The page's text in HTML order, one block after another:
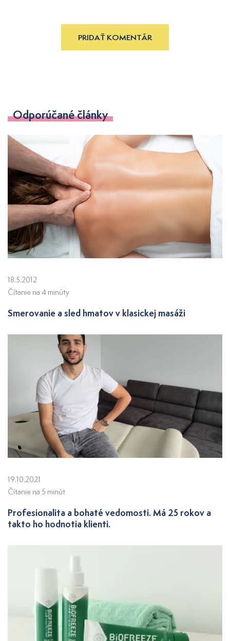
PRIDAŤ KOMENTÁR
Odporúčané články
18.5.2012
Čítanie na 4 minúty
Smerovanie a sled hmatov v klasickej masáži
19.10.2021
Čítanie na 5 minút
Profesionalita a bohaté vedomosti. Má 25 rokov a
takto ho hodnotia klienti.